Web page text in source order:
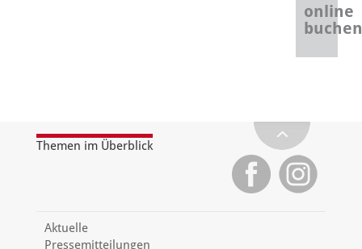
online
buchen
Themen im Überblick
Aktuelle
Pressemitteilungen